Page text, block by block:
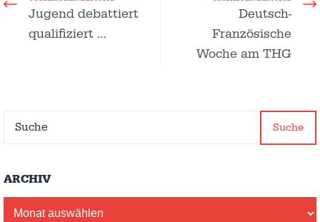
Jugend debattiert
qualifiziert …
Deutsch-
Französische
Woche am THG
Suche
ARCHIV